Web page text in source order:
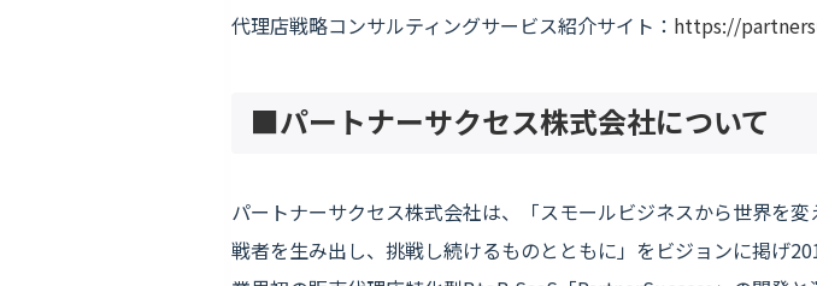
代理店戦略コンサルティングサービス紹介サイト： https://
■パートナーサクセス株式会社について
パートナーサクセス株式会社は、「スモールビジネスから世界を
戦者を生み出し、挑戦し続けるものとともに」をビジョンに掲げ